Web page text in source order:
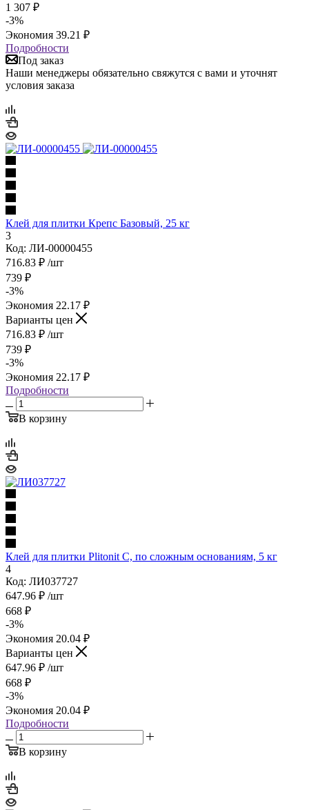
1 307 ₽
-3%
Экономия 39.21 ₽
Подробности
Под заказ
Наши менеджеры обязательно свяжутся с вами и уточнят
условия заказа
Клей для плитки Крепс Базовый, 25 кг
3
Код: ЛИ-00000455
716.83 ₽ /шт
739 ₽
-3%
Экономия 22.17 ₽
Варианты цен
716.83 ₽ /шт
739 ₽
-3%
Экономия 22.17 ₽
Подробности
В корзину
Клей для плитки Plitonit С, по сложным основаниям, 5 кг
4
Код: ЛИ037727
647.96 ₽ /шт
668 ₽
-3%
Экономия 20.04 ₽
Варианты цен
647.96 ₽ /шт
668 ₽
-3%
Экономия 20.04 ₽
Подробности
В корзину